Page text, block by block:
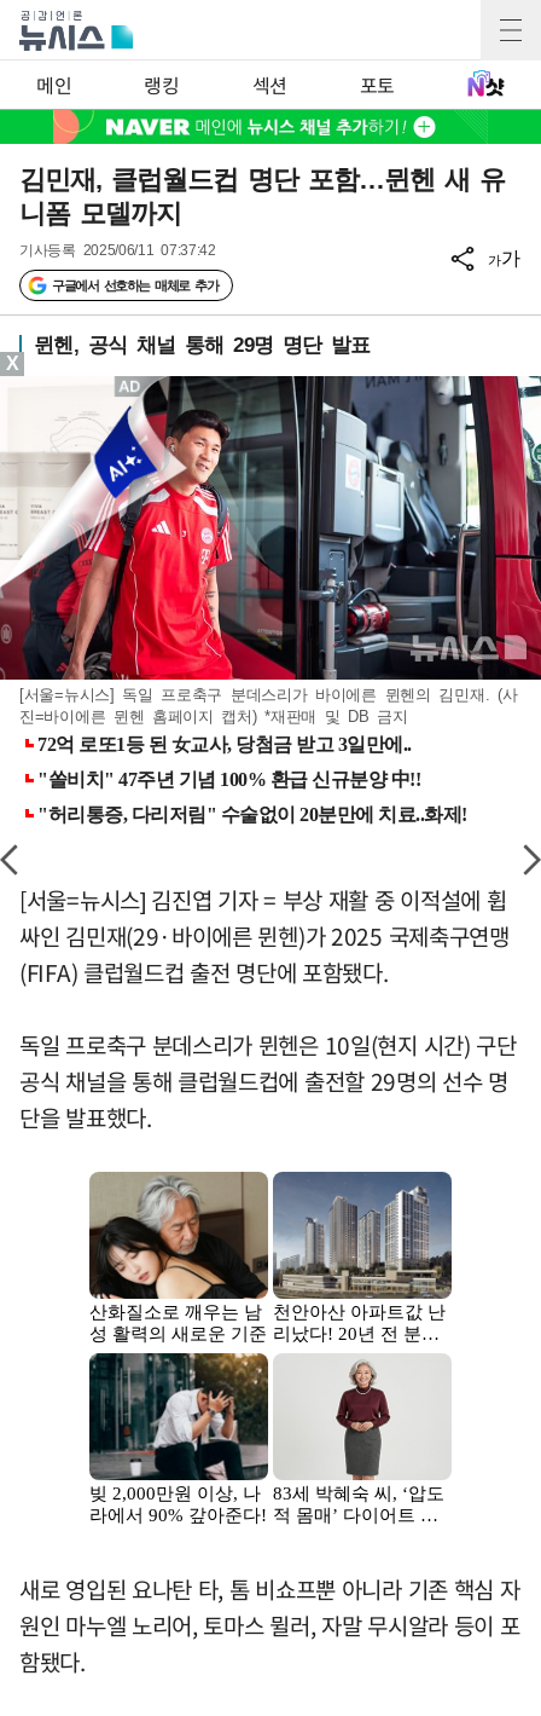
메인 랭킹 섹션 포토
김민재, 클럽월드컵 명단 포함…뮌헨 새 유
니폼 모델까지
기사등록 2025/06/11 07:37:42
구글에서 선호하는 매체로 추가
가가
뮌헨, 공식 채널 통해 29명 명단 발표
[서울=뉴시스] 독일 프로축구 분데스리가 바이에른 뮌헨의 김민재. (사
진=바이에른 뮌헨 홈페이지 캡처) *재판매 및 DB 금지
[서울=뉴시스] 김진엽 기자 = 부상 재활 중 이적설에 휩
싸인 김민재(29·바이에른 뮌헨)가 2025 국제축구연맹
(FIFA) 클럽월드컵 출전 명단에 포함됐다.
독일 프로축구 분데스리가 뮌헨은 10일(현지 시간) 구단
공식 채널을 통해 클럽월드컵에 출전할 29명의 선수 명
단을 발표했다.
새로 영입된 요나탄 타, 톰 비쇼프뿐 아니라 기존 핵심 자
원인 마누엘 노리어, 토마스 뮐러, 자말 무시알라 등이 포
함됐다.
X